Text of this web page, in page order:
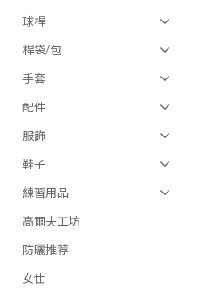
球桿
桿袋/包
手套
配件
服飾
鞋子
練習用品
高爾夫工坊
防曬推荐
女仕